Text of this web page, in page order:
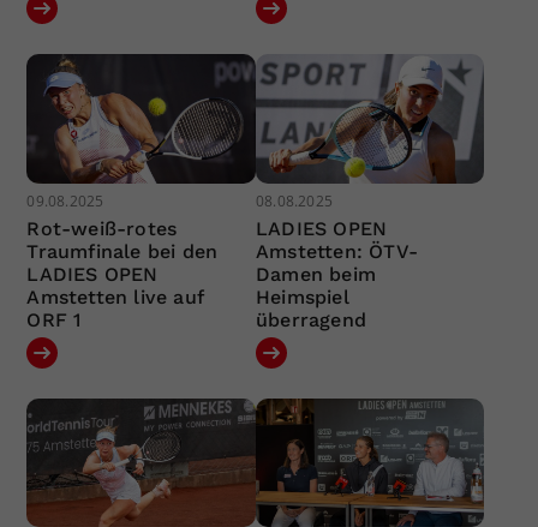
09.08.2025
Rot-weiß-rotes
Traumfinale bei den
LADIES OPEN
Amstetten live auf
ORF 1
08.08.2025
LADIES OPEN
Amstetten: ÖTV-
Damen beim
Heimspiel
überragend